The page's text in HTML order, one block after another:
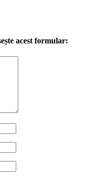
acest formular: